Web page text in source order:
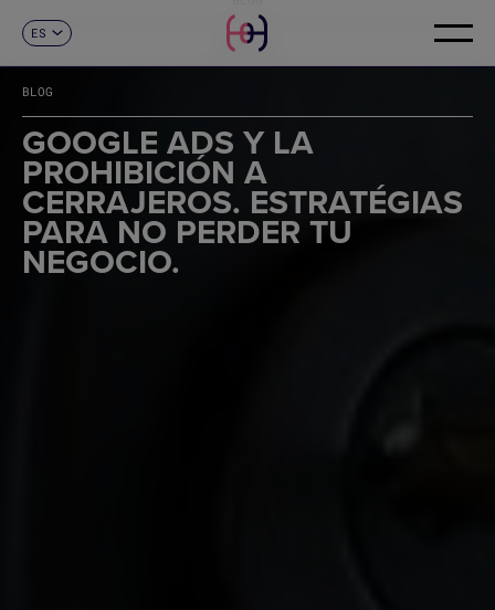
ES
FR
DE
IT
PT
CONTACTO
BLOG
GOOGLE ADS Y LA
PROHIBICIÓN A
CERRAJEROS. ESTRATÉGIAS
PARA NO PERDER TU
NEGOCIO.